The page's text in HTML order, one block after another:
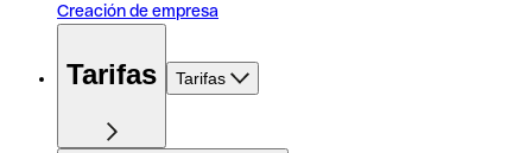
Creación de empresa
Tarifas Tarifas